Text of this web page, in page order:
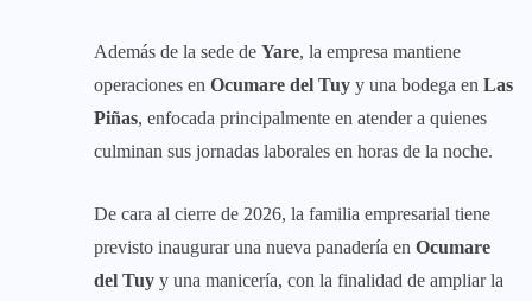
Además de la sede de Yare, la empresa mantiene
operaciones en Ocumare del Tuy y una bodega en Las
Piñas, enfocada principalmente en atender a quienes
culminan sus jornadas laborales en horas de la noche.
De cara al cierre de 2026, la familia empresarial tiene
previsto inaugurar una nueva panadería en Ocumare
del Tuy y una manicería, con la finalidad de ampliar la